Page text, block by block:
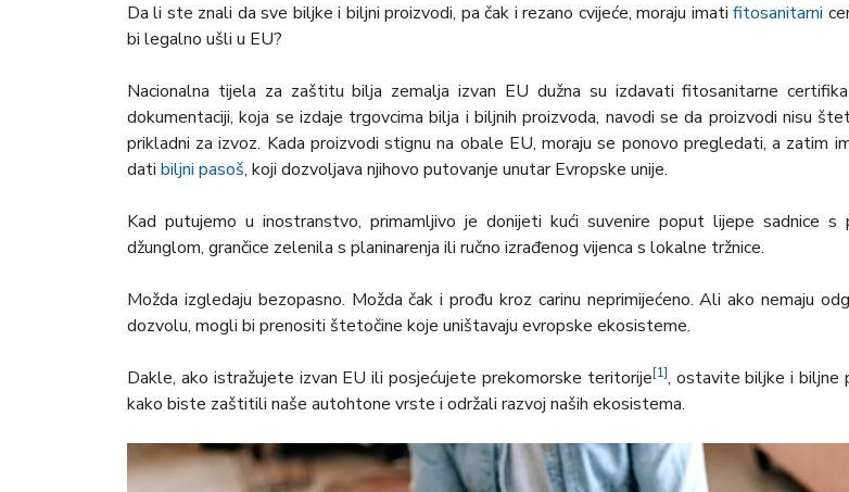
Da li ste znali da sve biljke i biljni proizvodi, pa čak i rezano cvijeće, moraju imatifitosanitarni
bi legalno ušli u EU?
Nacionalna tijela za zaštitu bilja zemalja izvan EU dužna su izdavati fitosanitarne
dokumentaciji, koja se izdaje trgovcima bilja i biljnih proizvoda, navodi se da proizvodi nisu
prikladni za izvoz. Kada proizvodi stignu na obale EU, moraju se ponovo pregledati, a zatim
dati biljni pasoš, koji dozvoljava njihovo putovanje unutar Evropske unije.
Kad putujemo u inostranstvo, primamljivo je donijeti kući suvenire poput lijepe sadnice s
džunglom, grančice zelenila s planinarenja ili ručno izrađenog vijenca s lokalne tržnice.
Možda izgledaju bezopasno. Možda čak i prođu kroz carinu neprimijećeno. Ali ako nemaju
dozvolu, mogli bi prenositi štetočine koje uništavaju evropske ekosisteme.
Dakle, ako istražujete izvan EU ili posjećujete prekomorske teritorije[1], ostavite biljke i biljne
kako biste zaštitili naše autohtone vrste i održali razvoj naših ekosistema.